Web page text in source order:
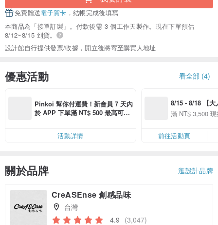
免費贈送電子賀卡 ，結帳完成後填寫
本商品為「接單訂製」。付款後需 3 個工作天製作。現在下單預估
8/12~8/15 到貨。
設計館自行提供發票/收據，開立後將寄至購買人地址
優惠活動 看全部 (4)
Pinkoi 幫你付運費！新會員 7 天內
於 APP 下單滿 NT$ 500 最高可折
活動詳情
8/15 - 8/18 【大
季】滿
滿 NT$ 3,500
前往活動頁
關於品牌 逛設計品牌
CreASEnse 創感品味
台灣
4.9 (3,047)